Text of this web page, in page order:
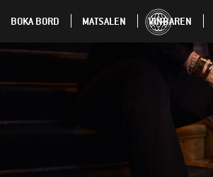
BOKA BORD MATSALEN VINBAREN